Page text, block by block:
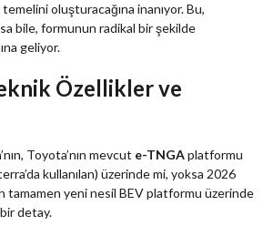
oluşturacağına inanıyor. Bu,
bile, formunun radikal bir şekilde
geliyor.
Özellikler ve
Toyota’nın mevcut e-TNGAplatformu
kullanılan) üzerinde mi, yoksa 2026
tamamen yeni nesil BEV platformu üzerinde
detay.